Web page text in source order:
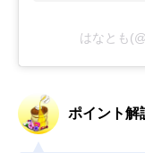
はなとも
ポイント解